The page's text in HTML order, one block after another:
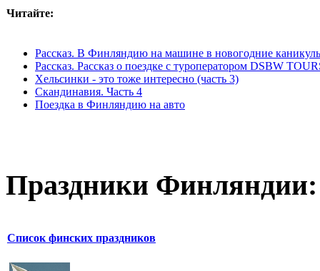
Читайте:
Рассказ. В Финляндию на машине в новогодние
Рассказ. Рассказ о поездке с туроператором DSBW
Хельсинки - это тоже интересно (часть 3)
Скандинавия. Часть 4
Поездка в Финляндию на авто
Праздники Финляндии:
Список финских праздников